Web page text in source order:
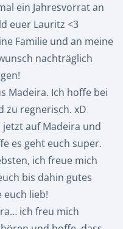
ein Jahresvorrat an
euer Lauritz <3
Familie und an meine
nachträglich
Madeira. Ich hoffe bei
zu regnerisch. xD
jetzt auf Madeira und
es geht euch super.
ich freue mich
bis dahin gutes
euch lieb!
ich freu mich